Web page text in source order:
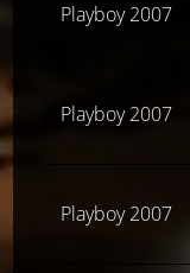
Playboy 2007
Playboy 2007
Playboy 2007